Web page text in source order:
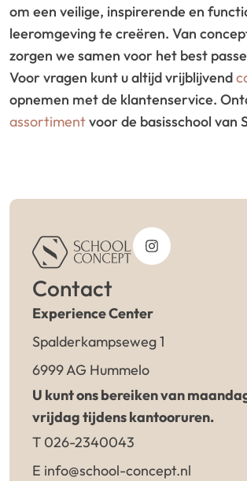
om een veilige, inspirerende en
leeromgeving te creëren. Van
zorgen we samen voor het best
Voor vragen kunt u altijd vrijblijvend
opnemen met de klantenservice.
assortimentvoor de basisschool van
Contact
Experience Center
Spalderkampseweg 1
6999 AG Hummelo
U kunt ons bereiken van
vrijdag tijdens kantooruren.
T 026-2340043
E info@school-concept.nl